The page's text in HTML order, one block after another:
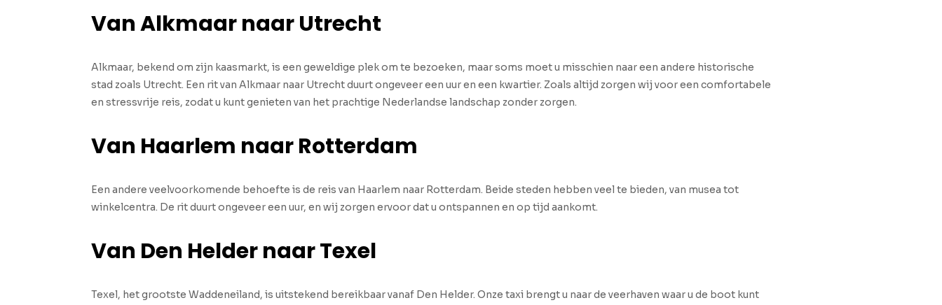
Van Alkmaar naar Utrecht
Alkmaar, bekend om zijn kaasmarkt, is een geweldige plek om te bezoeken, maar soms moet u misschien naar een andere historische
stad zoals Utrecht. Een rit van Alkmaar naar Utrecht duurt ongeveer een uur en een kwartier. Zoals altijd zorgen wij voor een comfortabele
en stressvrije reis, zodat u kunt genieten van het prachtige Nederlandse landschap zonder zorgen.
Van Haarlem naar Rotterdam
Een andere veelvoorkomende behoefte is de reis van Haarlem naar Rotterdam. Beide steden hebben veel te bieden, van musea tot
winkelcentra. De rit duurt ongeveer een uur, en wij zorgen ervoor dat u ontspannen en op tijd aankomt.
Van Den Helder naar Texel
Texel, het grootste Waddeneiland, is uitstekend bereikbaar vanaf Den Helder. Onze taxi brengt u naar de veerhaven waar u de boot kunt